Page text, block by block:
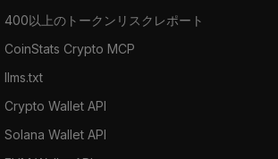
400以上のトークンリスクレポート
CoinStats Crypto MCP
llms.txt
Crypto Wallet API
Solana Wallet API